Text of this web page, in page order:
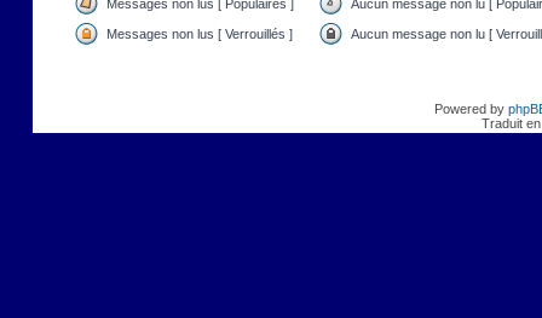
Messages non lus [ Populaires ] Aucun message non lu [
Messages non lus [ Verrouillés ] Aucun message non lu [
Powered by
Traduit